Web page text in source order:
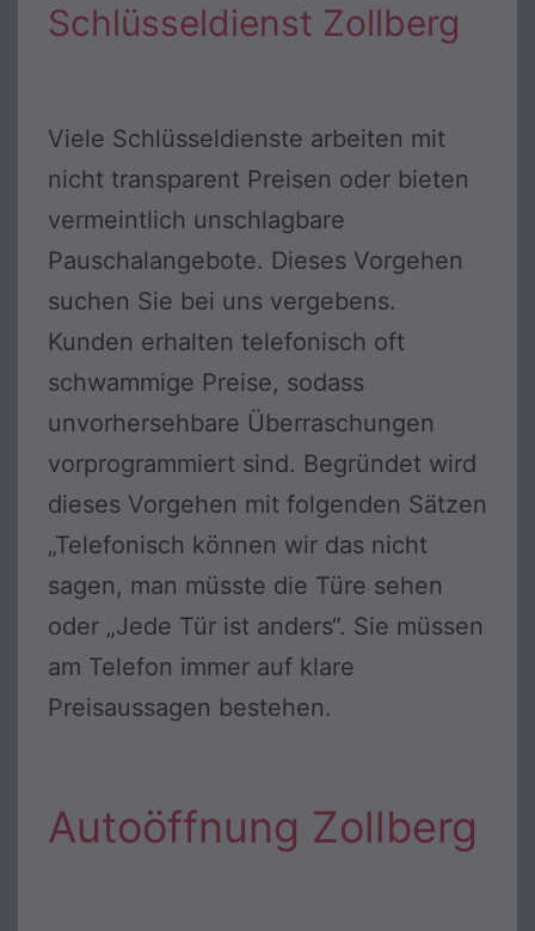
Schlüsseldienst Zollberg
Viele Schlüsseldienste arbeiten mit
nicht transparent Preisen oder bieten
vermeintlich unschlagbare
Pauschalangebote. Dieses Vorgehen
suchen Sie bei uns vergebens.
Kunden erhalten telefonisch oft
schwammige Preise, sodass
unvorhersehbare Überraschungen
vorprogrammiert sind. Begründet wird
dieses Vorgehen mit folgenden Sätzen
„Telefonisch können wir das nicht
sagen, man müsste die Türe sehen
oder „Jede Tür ist anders“. Sie müssen
am Telefon immer auf klare
Preisaussagen bestehen.
Autoöffnung Zollberg